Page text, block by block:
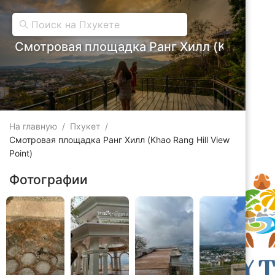
Смотровая площадка Ранг Хилл (Khao
На главную / Пхукет /
Смотровая площадка Ранг Хилл (Khao Rang Hill View
Point)
Фотографии